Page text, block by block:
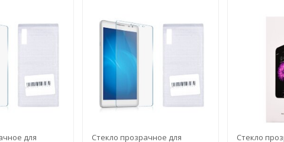
для Стекло прозрачное для Стекло